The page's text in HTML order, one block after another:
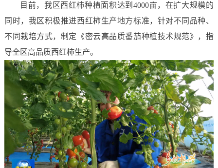
目前，我区西红柿种植面积达到4000亩，在扩大规模的
同时，我区积极推进西红柿生产地方标准，针对不同品种、
不同栽培方式，制定《密云高品质番茄种植技术规范》，指
导全区高品质西红柿生产。